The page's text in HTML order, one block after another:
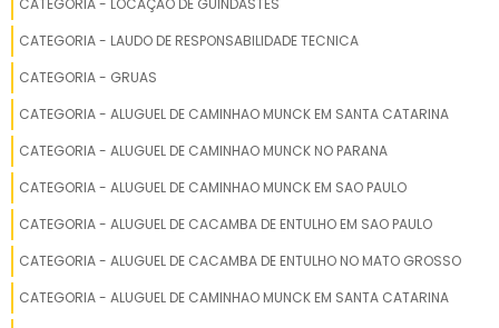
GUINDASTE VEICULAR
VAGAS DE OPERADOR DE GUINDASTE
MINI GUINDASTE
GUINDASTE GIRATÓRIO DE COLUNA PREÇO
CATEGORIA - LOCAÇÃO DE GUINDASTES
CATEGORIA - LAUDO DE RESPONSABILIDADE TECNICA
CATEGORIA - GRUAS
CATEGORIA - ALUGUEL DE CAMINHAO MUNCK EM SANTA CATARINA
CATEGORIA - ALUGUEL DE CAMINHAO MUNCK NO PARANA
CATEGORIA - ALUGUEL DE CAMINHAO MUNCK EM SAO PAULO
CATEGORIA - ALUGUEL DE CACAMBA DE ENTULHO EM SAO PAULO
CATEGORIA - ALUGUEL DE CACAMBA DE ENTULHO NO MATO GROSSO
CATEGORIA - ALUGUEL DE CAMINHAO MUNCK EM SANTA CATARINA